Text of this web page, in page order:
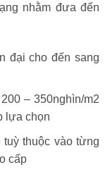
nhằm đưa đến
đại cho đến sang
– 350nghìn/m2
lựa chọn
thuộc vào từng
cấp